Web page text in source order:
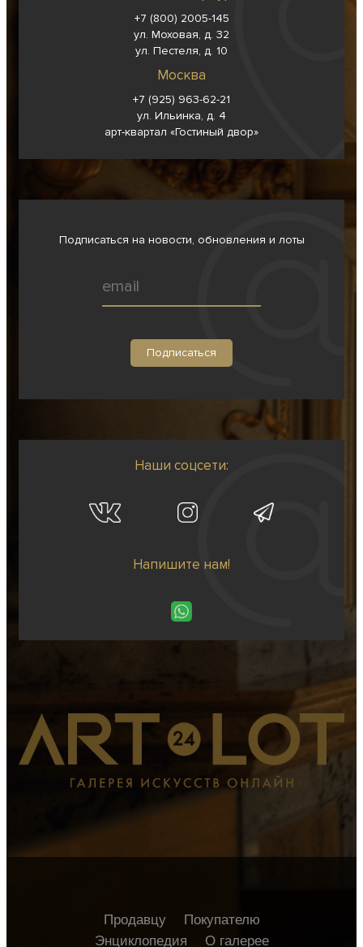
+7 (800) 2005-145
ул. Моховая, д. 32
ул. Пестеля, д. 10
Москва
+7 (925) 963-62-21
ул. Ильинка, д. 4
арт-квартал «Гостиный двор»
Подписаться на новости, обновления и лоты
Наши соцсети:
Напишите нам!
Продавцу
Покупателю
Энциклопедия
О галерее